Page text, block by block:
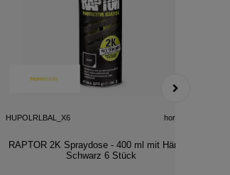
HUPOLRLBAL_X6 horntools
RAPTOR 2K Spraydose - 400 ml mit Härter -
Schwarz 6 Stück